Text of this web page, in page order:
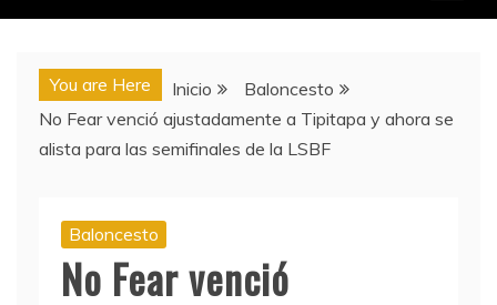
You are Here Inicio
Baloncesto
No Fear venció ajustadamente a Tipitapa y ahora se
alista para las semifinales de la LSBF
Baloncesto
No Fear venció